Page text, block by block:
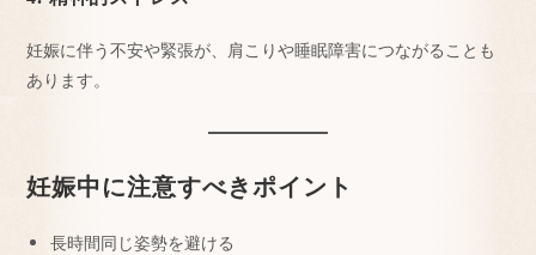
妊娠に伴う不安や緊張が、肩こりや睡眠障害につながることも
あります。
妊娠中に注意すべきポイント
長時間同じ姿勢を避ける